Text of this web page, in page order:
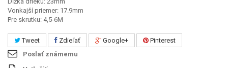
Vonkajší priemer: 17.9mm
Pre skrutku: 4,5-6M
Tweet Zdieľať Google+
Pinterest
Poslať známemu